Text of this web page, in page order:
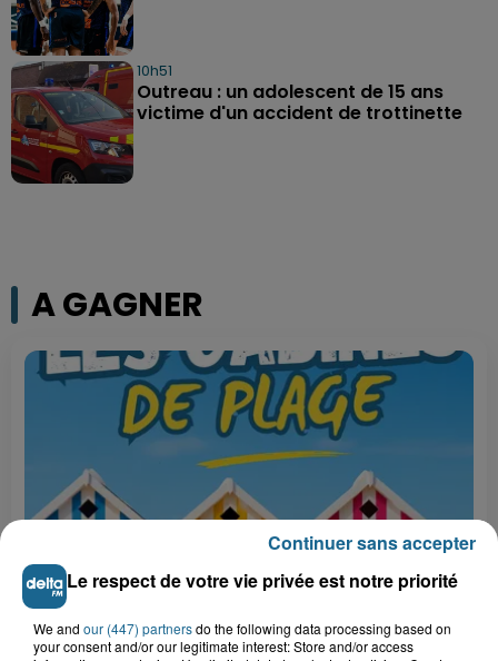
10h51
Outreau : un adolescent de 15 ans
victime d'un accident de trottinette
A GAGNER
Grand jeu de l'été : les cabines de plages
Gagnez vos entrées pour Dennlys
Le respect de votre vie privée est notre priorité
We and our (447) partnersdo the following data processing based on
your consent and/or our legitimate interest: Store and/or access
Continuer sans accepter